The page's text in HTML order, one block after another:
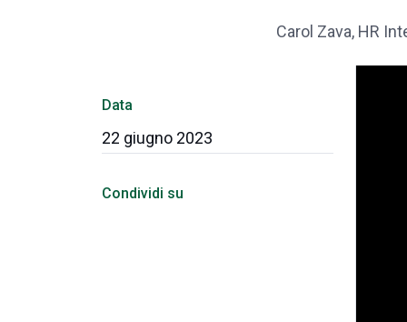
Carol Zava, HR
Data
22 giugno 2023
Condividi su